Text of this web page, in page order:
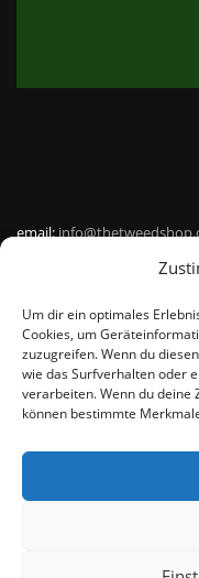
Um dir ein optimales
Cookies, um
zuzugreifen. Wenn du
wie das Surfverhalten oder
verarbeiten. Wenn du deine
können bestimmte
email:
Kvk Nummer: 88959732
MWSnr: NL864836247B01
©